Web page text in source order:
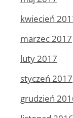
kwiecień
marzec 2017
luty 2017
styczeń 2017
grudzień